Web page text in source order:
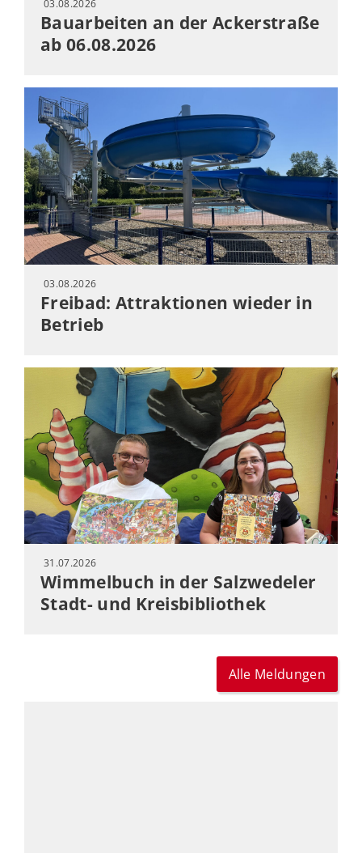
03.08.2026
Bauarbeiten an der Ackerstraße
ab 06.08.2026
03.08.2026
Freibad: Attraktionen wieder in
Betrieb
31.07.2026
Wimmelbuch in der Salzwedeler
Stadt- und Kreisbibliothek
Alle Meldungen